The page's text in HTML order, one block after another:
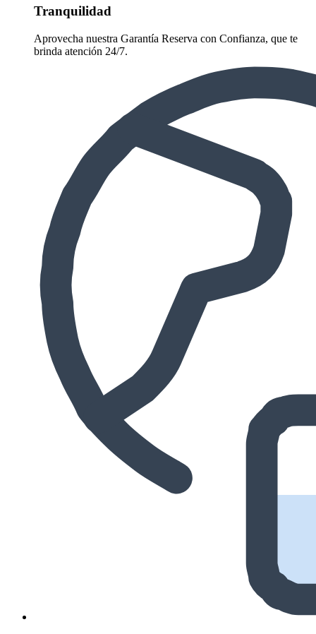
Tranquilidad
Aprovecha nuestra Garantía Reserva con Confianza, que te
brinda atención 24/7.